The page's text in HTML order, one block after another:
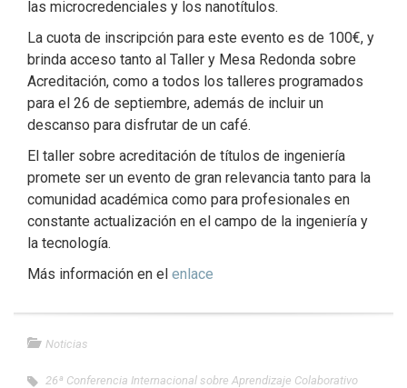
las microcredenciales y los nanotítulos.
La cuota de inscripción para este evento es de 100€, y
brinda acceso tanto al Taller y Mesa Redonda sobre
Acreditación, como a todos los talleres programados
para el 26 de septiembre, además de incluir un
descanso para disfrutar de un café.
El taller sobre acreditación de títulos de ingeniería
promete ser un evento de gran relevancia tanto para la
comunidad académica como para profesionales en
constante actualización en el campo de la ingeniería y
la tecnología.
Más información en el enlace
Noticias
26ª Conferencia Internacional sobre Aprendizaje Colaborativo